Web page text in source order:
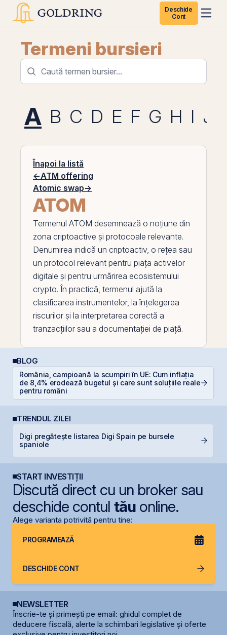
Deschide
Cont
Termeni bursieri
A B C D E F G H I J
Înapoi la listă
←ATM offering
Atomic swap→
ATOM
Termenul ATOM desemnează o noțiune din
zona criptoactive și protocoale relevante.
Denumirea indică un criptoactiv, o rețea sau
un protocol relevant pentru piața activelor
digitale și pentru urmărirea ecosistemului
crypto. În practică, termenul ajută la
clasificarea instrumentelor, la înțelegerea
riscurilor și la interpretarea corectă a
tranzacțiilor sau a documentației de piață.
BLOG
România, campioană la scumpiri în UE: Cum inflația
de 8,4% erodează bugetul și care sunt soluțiile reale
pentru români
TRENDUL ZILEI
Digi pregătește listarea Digi Spain pe bursele
spaniole
START INVESTIȚII
Discută direct cu un broker sau
deschide contul tăuonline.
Alege varianta potrivită pentru tine:
PROGRAMEAZĂ
DESCHIDE CONT
NEWSLETTER
Înscrie-te și primești pe email: ghidul complet de
deducere fiscală, alerte la schimbari legislative și oferte